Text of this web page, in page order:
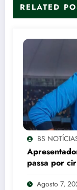
RELATED
BS
passa por
retirada de
Agosto 7,